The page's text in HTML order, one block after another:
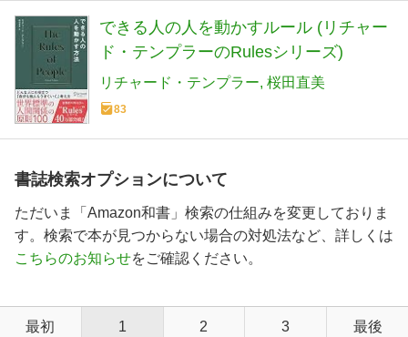
できる人の人を動かすルール (リチャー
ド・テンプラーのRulesシリーズ)
リチャード・テンプラー 桜田直美
83
書誌検索オプションについて
ただいま「Amazon和書」検索の仕組みを変更しておりま
す。検索で本が見つからない場合の対処法など、詳しくは
こちらのお知らせをご確認ください。
最初 1 2 3 最後